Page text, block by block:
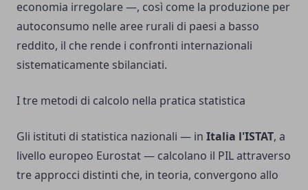
economia irregolare —, così come la produzione per
autoconsumo nelle aree rurali di paesi a basso
reddito, il che rende i confronti internazionali
sistematicamente sbilanciati.
I tre metodi di calcolo nella pratica statistica
Gli istituti di statistica nazionali — in Italia l'ISTAT, a
livello europeo Eurostat — calcolano il PIL attraverso
tre approcci distinti che, in teoria, convergono allo